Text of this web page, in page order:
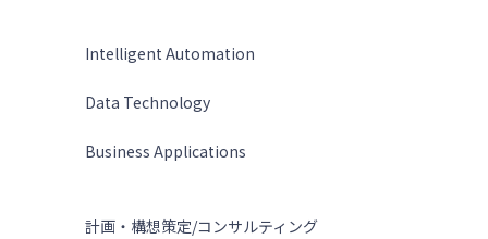
Intelligent Automation
Data Technology
Business Applications
計画・構想策定/コンサルティング